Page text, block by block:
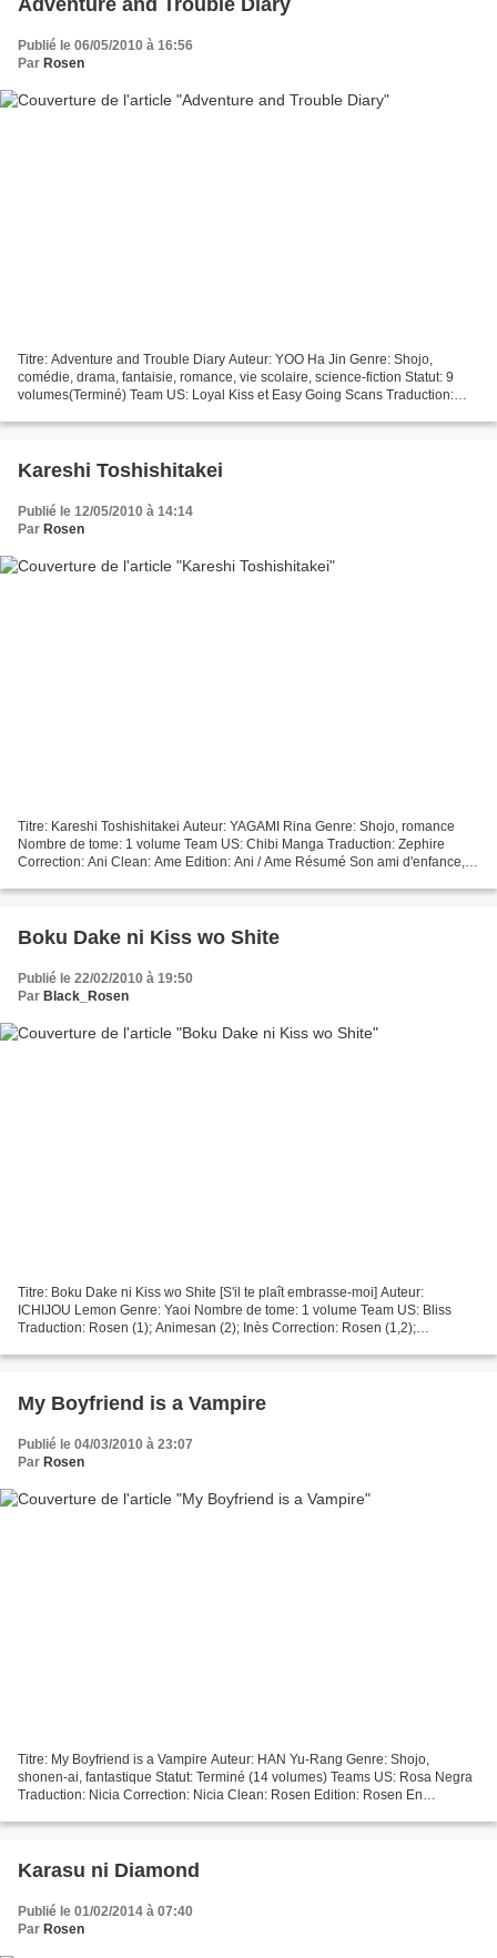
Publié le 06/05/2010 à 16:56
Par Rosen
Titre: Adventure and Trouble Diary Auteur: YOO Ha Jin Genre: Shojo,
comédie, drama, fantaisie, romance, vie scolaire, science-fiction Statut: 9
volumes(Terminé) Team US: Loyal Kiss et Easy Going Scans Traduction:
Kareshi Toshishitakei
Publié le 12/05/2010 à 14:14
Par Rosen
Titre: Kareshi Toshishitakei Auteur: YAGAMI Rina Genre: Shojo, romance
Nombre de tome: 1 volume Team US: Chibi Manga Traduction: Zephire
Correction: Ani Clean: Ame Edition: Ani / Ame Résumé Son ami d'enfance,
Boku Dake ni Kiss wo Shite
Publié le 22/02/2010 à 19:50
Par Black_Rosen
Titre: Boku Dake ni Kiss wo Shite [S'il te plaît embrasse-moi] Auteur:
ICHIJOU Lemon Genre: Yaoi Nombre de tome: 1 volume Team US: Bliss
Traduction: Rosen (1); Animesan (2); Inès Correction: Rosen (1,2);
My Boyfriend is a Vampire
Publié le 04/03/2010 à 23:07
Par Rosen
Titre: My Boyfriend is a Vampire Auteur: HAN Yu-Rang Genre: Shojo,
shonen-ai, fantastique Statut: Terminé (14 volumes) Teams US: Rosa Negra
Traduction: Nicia Correction: Nicia Clean: Rosen Edition: Rosen En
Karasu ni Diamond
Publié le 01/02/2014 à 07:40
Par Rosen